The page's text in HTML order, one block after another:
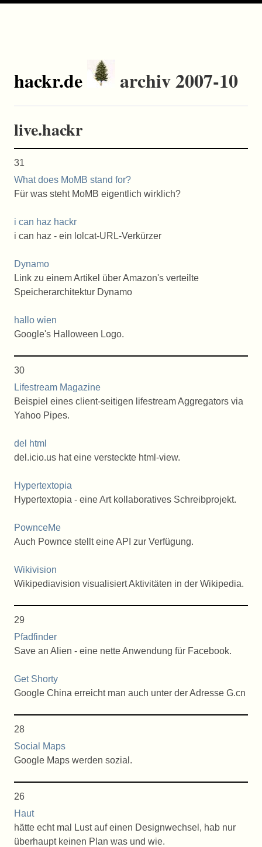
hackr.de archiv 2007-10
live.hackr
31
What does MoMB stand for?
Für was steht MoMB eigentlich wirklich?
i can haz hackr
i can haz - ein lolcat-URL-Verkürzer
Dynamo
Link zu einem Artikel über Amazon's verteilte
Speicherarchitektur Dynamo
hallo wien
Google's Halloween Logo.
30
Lifestream Magazine
Beispiel eines client-seitigen lifestream Aggregators via
Yahoo Pipes.
del html
del.icio.us hat eine versteckte html-view.
Hypertextopia
Hypertextopia - eine Art kollaboratives Schreibprojekt.
PownceMe
Auch Pownce stellt eine API zur Verfügung.
Wikivision
Wikipediavision visualisiert Aktivitäten in der Wikipedia.
29
Pfadfinder
Save an Alien - eine nette Anwendung für Facebook.
Get Shorty
Google China erreicht man auch unter der Adresse G.cn
28
Social Maps
Google Maps werden sozial.
26
Haut
hätte echt mal Lust auf einen Designwechsel, hab nur
überhaupt keinen Plan was und wie.